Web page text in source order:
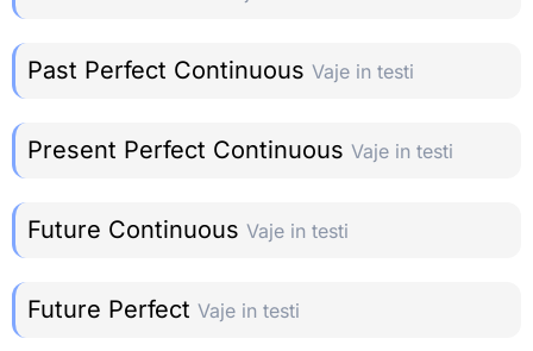
Past Perfect Continuous Vaje in testi
Present Perfect Continuous Vaje in testi
Future Continuous Vaje in testi
Future Perfect Vaje in testi